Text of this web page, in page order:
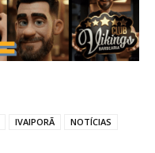
IVAIPORÃ
NOTÍCIAS